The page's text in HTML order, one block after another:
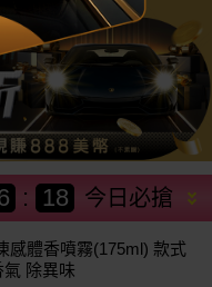
今日必搶
: 15
感體香噴霧(175ml) 款式
除異味